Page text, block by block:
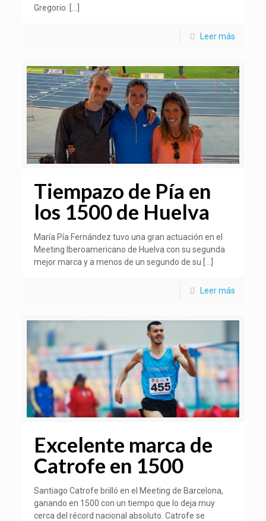
Gregorio. […]
Leer más
Tiempazo de Pía en
los 1500 de Huelva
María Pía Fernández tuvo una gran actuación en el
Meeting Iberoamericano de Huelva con su segunda
mejor marca y a menos de un segundo de su
Leer más
Excelente marca de
Catrofe en 1500
Santiago Catrofe brilló en el Meeting de Barcelona,
ganando en 1500 con un tiempo que lo deja muy
cerca del récord nacional absoluto. Catrofe se